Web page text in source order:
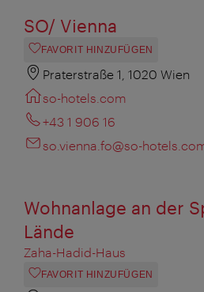
SO/ Vienna
FAVORIT HINZUFÜGEN
Praterstraße 1, 1020 Wien
so-hotels.com
+43 1 906 16
so.vienna.fo@so-
Wohnanlage an der
Lände
Zaha-Hadid-Haus
FAVORIT HINZUFÜGEN